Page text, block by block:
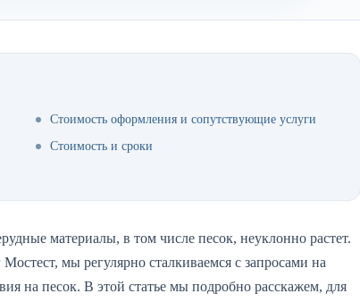
Стоимость оформления и сопутствующие услуги
Стоимость и сроки
материалы, в том числе песок, неуклонно растет.
мы регулярно сталкиваемся с запросами на
на песок. В этой статье мы подробно расскажем, для